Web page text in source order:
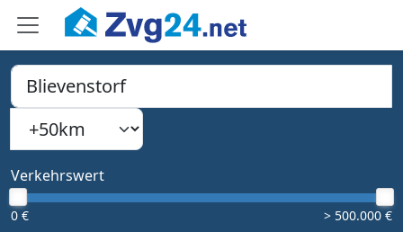
PLZ, Ort oder Bundesland
Type 1 or more characters for results.
Suchradius
Verkehrswert
0 € > 500.000 €